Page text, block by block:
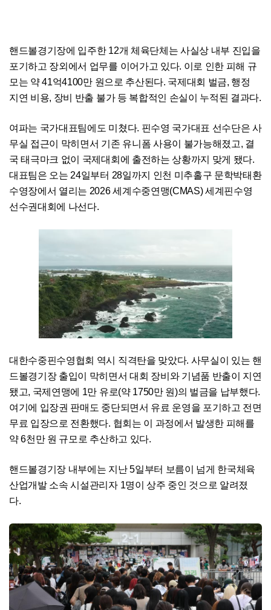
핸드볼경기장에 입주한 12개 체육단체는 사실상 내부 진입을
포기하고 장외에서 업무를 이어가고 있다. 이로 인한 피해 규
모는 약 41억4100만 원으로 추산된다. 국제대회 벌금, 행정
지연 비용, 장비 반출 불가 등 복합적인 손실이 누적된 결과다.
여파는 국가대표팀에도 미쳤다. 핀수영 국가대표 선수단은 사
무실 접근이 막히면서 기존 유니폼 사용이 불가능해졌고, 결
국 태극마크 없이 국제대회에 출전하는 상황까지 맞게 됐다.
대표팀은 오는 24일부터 28일까지 인천 미추홀구 문학박태환
수영장에서 열리는 2026 세계수중연맹(CMAS) 세계핀수영
선수권대회에 나선다.
대한수중핀수영협회 역시 직격탄을 맞았다. 사무실이 있는 핸
드볼경기장 출입이 막히면서 대회 장비와 기념품 반출이 지연
됐고, 국제연맹에 1만 유로(약 1750만 원)의 벌금을 납부했다.
여기에 입장권 판매도 중단되면서 유료 운영을 포기하고 전면
무료 입장으로 전환했다. 협회는 이 과정에서 발생한 피해를
약 6천만 원 규모로 추산하고 있다.
핸드볼경기장 내부에는 지난 5일부터 보름이 넘게 한국체육
산업개발 소속 시설관리자 1명이 상주 중인 것으로 알려졌
다.